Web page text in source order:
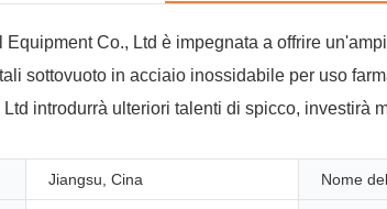
Co., Ltd è impegnata a offrire
sottovuoto in acciaio inossidabile per uso
introdurrà ulteriori talenti di spicco, investirà
Jiangsu, Cina Nome